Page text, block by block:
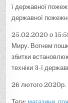
ї державної
державної
25.02.2020 о
Миру. Вогнем
збитки
техніки 3-ї
26 лютого 2020р.